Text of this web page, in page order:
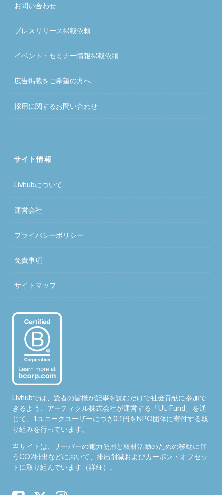
お問い合わせ
プレスリリース掲載依頼
イベント・セミナー情報掲載依頼
広告掲載をご希望の方へ
採用に関するお問い合わせ
サイト情報
Livhubについて
運営会社
プライバシーポリシー
免責事項
サイトマップ
Livhubでは、読者の皆様が記事を読むだけで社会貢献に参加で
きるよう、アーティクル株式会社が運営する「UU Fund 」を通
じて、1ユニークユーザーにつき0.1円をNPO団体に寄付する取
り組みを行っています。
当サイトは、サーバーの電力使用と取材活動のための移動に伴
うCO2排出などにおいて、排出削減およびカーボン・オフセッ
トに取り組んでいます（詳細）。